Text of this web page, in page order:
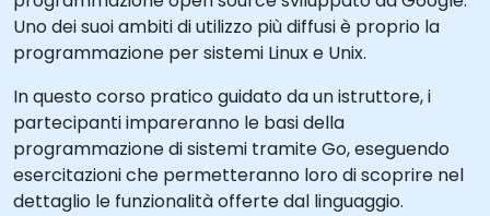
Uno dei suoi ambiti di utilizzo più diffusi è proprio la
programmazione per sistemi Linux e Unix.
In questo corso pratico guidato da un istruttore, i
partecipanti impareranno le basi della
programmazione di sistemi tramite Go, eseguendo
esercitazioni che permetteranno loro di scoprire nel
dettaglio le funzionalità offerte dal linguaggio.